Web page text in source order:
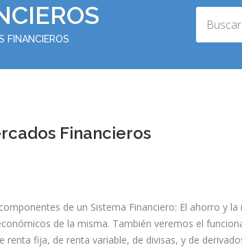
FINANCIEROS
Financieros
de un Sistema Financiero: El ahorro y
de la misma. También veremos el
renta fija, de renta variable, de divisas, y de